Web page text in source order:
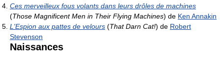
Ces merveilleux fous volants dans leurs drôles de machines
(Those Magnificent Men in Their Flying Machines) de Ken Annakin
L'Espion aux pattes de velours (That Darn Cat!) de Robert
Stevenson
Naissances